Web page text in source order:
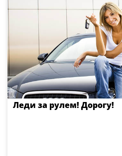
Леди за рулем! Дорогу!